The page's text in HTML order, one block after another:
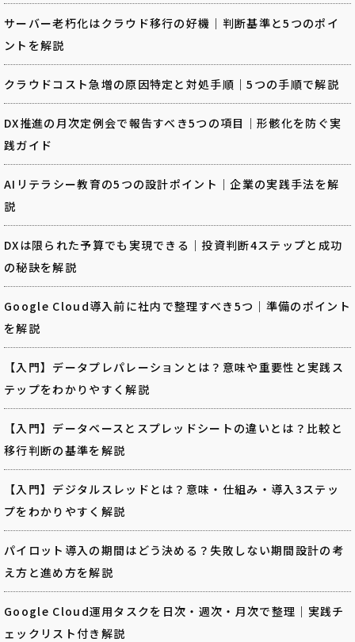
サーバー老朽化はクラウド移行の好機｜判断基準と5つのポイ
ントを解説
クラウドコスト急増の原因特定と対処手順｜5つの手順で解説
DX推進の月次定例会で報告すべき5つの項目｜形骸化を防ぐ実
践ガイド
AIリテラシー教育の5つの設計ポイント｜企業の実践手法を解
説
DXは限られた予算でも実現できる｜投資判断4ステップと成功
の秘訣を解説
Google Cloud導入前に社内で整理すべき5つ｜準備のポイント
を解説
【入門】データプレパレーションとは？意味や重要性と実践ス
テップをわかりやすく解説
【入門】データベースとスプレッドシートの違いとは？比較と
移行判断の基準を解説
【入門】デジタルスレッドとは？意味・仕組み・導入3ステッ
プをわかりやすく解説
パイロット導入の期間はどう決める？失敗しない期間設計の考
え方と進め方を解説
Google Cloud運用タスクを日次・週次・月次で整理｜実践チ
ェックリスト付き解説